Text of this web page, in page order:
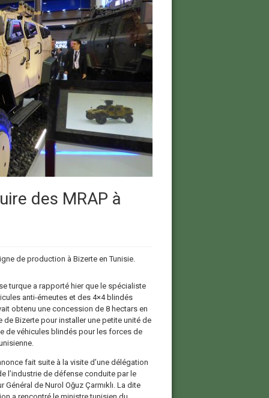
des MRAP à
de production à Bizerte en Tunisie.
turque a rapporté hier que le spécialiste
anti-émeutes et des 4×4 blindés
obtenu une concession de 8 hectars en
de Bizerte pour installer une petite unité de
de véhicules blindés pour les forces de
fait suite à la visite d’une délégation
l’industrie de défense conduite par le
Général de Nurol Oğuz Çarmıklı. La dite